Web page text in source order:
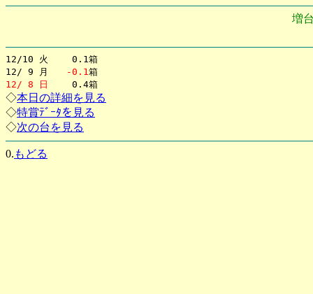
増
12/10 火 0.1箱
12/ 9 月
-0.1箱
12/ 8 日
0.4箱
◇本日の詳細を見る
◇特賞ﾃﾞｰﾀを見る
◇次の台を見る
0. もどる